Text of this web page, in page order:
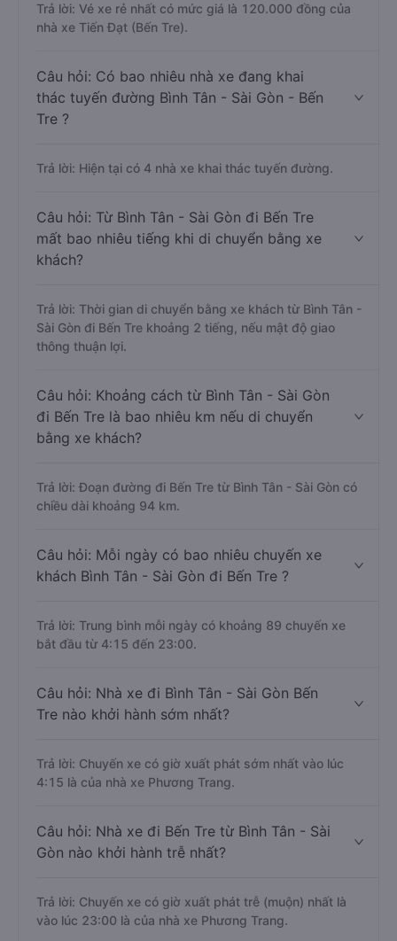
Trả lời: Vé xe rẻ nhất có mức giá là 120.000 đồng của
nhà xe Tiến Đạt (Bến Tre).
Câu hỏi: Có bao nhiêu nhà xe đang khai
thác tuyến đường Bình Tân - Sài Gòn - Bến
Tre ?
Trả lời: Hiện tại có 4 nhà xe khai thác tuyến đường.
Câu hỏi: Từ Bình Tân - Sài Gòn đi Bến Tre
mất bao nhiêu tiếng khi di chuyển bằng xe
khách?
Trả lời: Thời gian di chuyển bằng xe khách từ Bình Tân -
Sài Gòn đi Bến Tre khoảng 2 tiếng, nếu mật độ giao
thông thuận lợi.
Câu hỏi: Khoảng cách từ Bình Tân - Sài Gòn
đi Bến Tre là bao nhiêu km nếu di chuyển
bằng xe khách?
Trả lời: Đoạn đường đi Bến Tre từ Bình Tân - Sài Gòn có
chiều dài khoảng 94 km.
Câu hỏi: Mỗi ngày có bao nhiêu chuyến xe
khách Bình Tân - Sài Gòn đi Bến Tre ?
Trả lời: Trung bình mỗi ngày có khoảng 89 chuyến xe
bắt đầu từ 4:15 đến 23:00.
Câu hỏi: Nhà xe đi Bình Tân - Sài Gòn Bến
Tre nào khởi hành sớm nhất?
Trả lời: Chuyến xe có giờ xuất phát sớm nhất vào lúc
4:15 là của nhà xe Phương Trang.
Câu hỏi: Nhà xe đi Bến Tre từ Bình Tân - Sài
Gòn nào khởi hành trễ nhất?
Trả lời: Chuyến xe có giờ xuất phát trễ (muộn) nhất là
vào lúc 23:00 là của nhà xe Phương Trang.